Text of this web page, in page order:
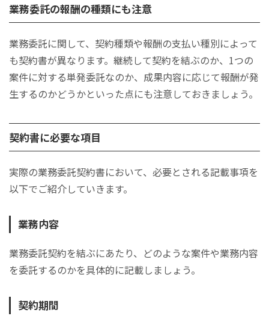
業務委託の報酬の種類にも注意
業務委託に関して、契約種類や報酬の支払い種別によって
も契約書が異なります。継続して契約を結ぶのか、1つの
案件に対する単発委託なのか、成果内容に応じて報酬が発
生するのかどうかといった点にも注意しておきましょう。
契約書に必要な項目
実際の業務委託契約書において、必要とされる記載事項を
以下でご紹介していきます。
業務内容
業務委託契約を結ぶにあたり、どのような案件や業務内容
を委託するのかを具体的に記載しましょう。
契約期間